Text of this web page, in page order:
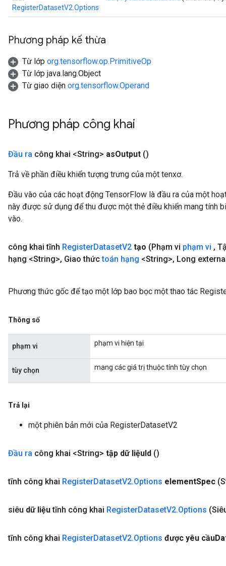
RegisterDatasetV2.Options
Phương pháp kế thừa
Từ lớp org.tensorflow.op.PrimitiveOp
Từ lớp java.lang.Object
Từ giao diện org.tensorflow.Operand
Phương pháp công khai
Đầu ra công khai <String> asOutput ()
Trả về phần điều khiển tượng trưng của một tenxơ.
Đầu vào của các hoạt động TensorFlow là đầu ra của một
này được sử dụng để thu được một thẻ điều khiển mang tính
vào.
công khai tĩnh RegisterDatasetV2 tạo (Phạm vi phạm vi ,
hạng <String>, Giao thứctoán hạng <String>, Long
Phương thức gốc để tạo một lớp bao bọc một thao tác
Thông số
phạm vi phạm vi hiện tại
tùy chọn mang các giá trị thuộc tính tùy chọn
Trả lại
một phiên bản mới của RegisterDatasetV2
Đầu ra công khai <String> tập dữ liệuId ()
tĩnh công khai RegisterDatasetV2.Options elementSpec
siêu dữ liệu tĩnh công khai RegisterDatasetV2.Options
tĩnh công khai RegisterDatasetV2.Options được yêu cầu